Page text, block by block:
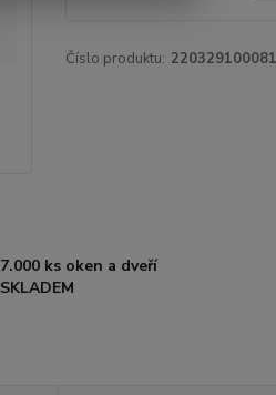
Číslo produktu:
7.000 ks oken a dveří
SKLADEM